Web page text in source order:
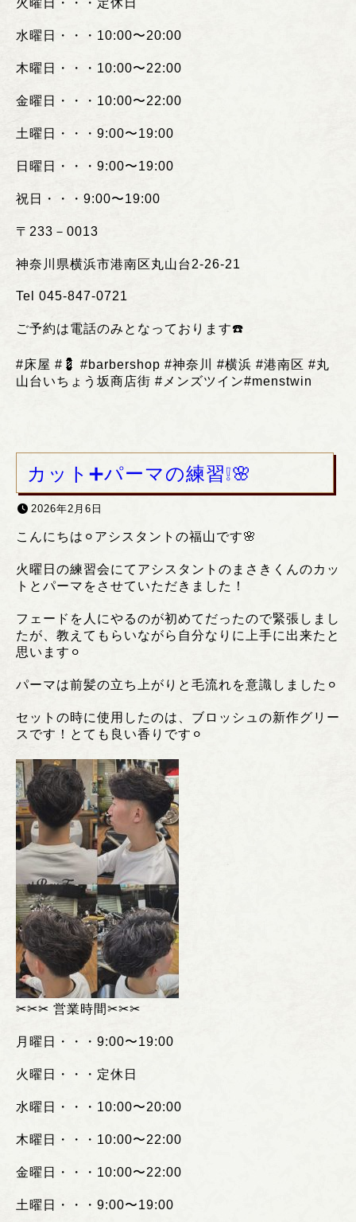
火曜日・・・定休日
水曜日・・・ 10:00〜20:00
木曜日・・・ 10:00〜22:00
金曜日・・・ 10:00〜22:00
土曜日・・・ 9:00〜19:00
日曜日・・・ 9:00〜19:00
祝日・・・ 9:00〜19:00
〒 233 － 0013
神奈川県横浜市港南区丸山台 2-26-21
Tel 045-847-0721
ご予約は電話のみとなっております☎️
#床屋 #💈 #barbershop #神奈川 #横浜 #港南区 #丸
山台いちょう坂商店街 # メンズツイン#menstwin
カット➕パーマの練習❕🌸
2026年2月6日
こんにちは⚪︎アシスタントの福山です🌸
火曜日の練習会にてアシスタントのまさきくんのカッ
トとパーマをさせていただきました！
フェードを人にやるのが初めてだったので緊張しまし
たが、教えてもらいながら自分なりに上手に出来たと
思います⚪︎
パーマは前髪の立ち上がりと毛流れを意識しました⚪︎
セットの時に使用したのは、ブロッシュの新作グリー
スです！とても良い香りです⚪︎
✂︎✂︎✂︎ 営業時間✂︎✂︎✂︎
月曜日・・・ 9:00〜19:00
火曜日・・・定休日
水曜日・・・ 10:00〜20:00
木曜日・・・ 10:00〜22:00
金曜日・・・ 10:00〜22:00
土曜日・・・ 9:00〜19:00